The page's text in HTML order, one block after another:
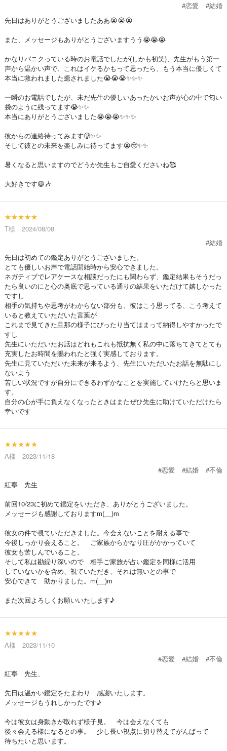
#恋愛
#結婚
先日はありがとうございましたああ😭😭😭
また、メッセージもありがとうございますうう😭😭😭
かなりパニクっている時のお電話でしたが(しかも初笑)、先生がもう第一
声から温かい声で、これはイケるかもって思ったら、もう本当に優しくて
本当に救われました癒されました😭😭😭✨️✨️✨️
一瞬のお電話でしたが、未だ先生の優しいあったかいお声が心の中で匂い
袋のように残ってます😭✨️✨️
本当にありがとうございました😭😭😭✨️✨️✨️
彼からの連絡待ってみます🥲✨️✨️
そして彼との未来を楽しみに待ってます😭🥹✨️✨️
暑くなると思いますのでどうか先生もご自愛くださいね🥰
大好きです😆🎶
★★★★★
T様 2024/08/08
#結婚
先日は初めての鑑定ありがとうございました。
とても優しいお声で電話開始時から安心できました。
ネガティブでレアケースな相談だったにも関わらず、鑑定結果もそうだっ
たら良いのにと心の奥底で思っている通りの結果をいただけて嬉しかった
ですし
相手の気持ちや思考がわからない部分も、彼はこう思ってる、こう考えて
いると教えていただいた言葉が
これまで見てきた旦那の様子にぴったり当てはまって納得しやすかったで
すし
先生にいただいたお話はどれもこれも抵抗無く私の中に落ちてきてとても
充実したお時間を賜われたと強く実感しております。
先生に見ていただいた未来が来るよう、先生にいただいたお話を無駄にし
ないよう
苦しい状況ですが自分にできるわずかなことを実施していけたらと思いま
す。
自分の心が手に負えなくなったときはまたぜひ先生に助けていただけたら
幸いです
★★★★★
A様 2023/11/18
#恋愛
#結婚
#不倫
紅寧 先生
前回10/23に初めて鑑定をいただき、ありがとうございました。
メッセージも感謝しておりますm(__)m
彼女の件で視ていただきました。今会えないことを耐える事で
今後しっかり会えること。 ご家族からかなり圧がかかっていて
彼女も苦しんでいること。
そして私は勘繰り深いので 相手ご家族が占い鑑定を同様に活用
していないかを含め、視ていただき、それは無いとの事で
安心できて 助かりました。m(__)m
また次回よろしくお願いいたします♪
★★★★★
A様 2023/11/10
#恋愛
#結婚
#不倫
紅寧 先生、
先日は温かい鑑定をたまわり 感謝いたします。
メッセージもうれしかったです♪
今は彼女は身動きが取れず様子見。 今は会えなくても
後々会える様になるとの事。 少し長い視点に切り替えてがんばって
待ちたいと思います。